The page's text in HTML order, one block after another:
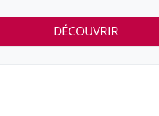
DÉCOUVRIR